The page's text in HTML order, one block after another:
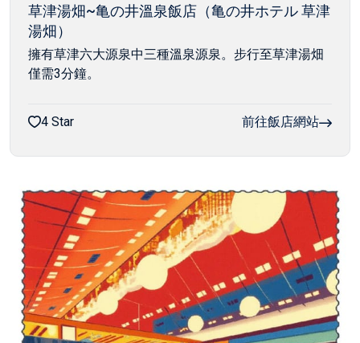
草津湯畑~亀の井溫泉飯店（亀の井ホテル 草津
湯畑）
擁有草津六大源泉中三種溫泉源泉。步行至草津湯畑
僅需3分鐘。
4 Star 前往飯店網站